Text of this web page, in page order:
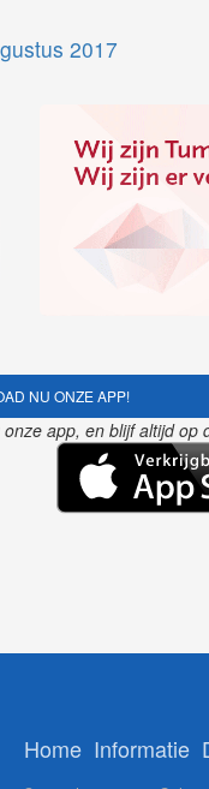
2017
NU ONZE APP!
app, en blijf altijd op
Home Informatie